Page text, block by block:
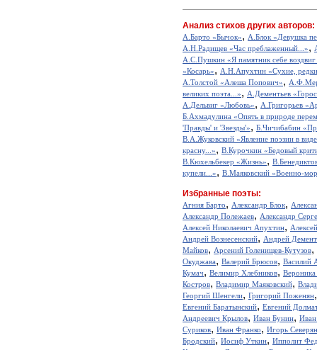
Анализ стихов других авторов:
А.Барто «Бычок», А.Блок «Девушка
А.Н.Радищев «Час преблаженный...»,
А.С.Пушкин «Я памятник себе
«Косарь», А.Н.Апухтин «Сухие,
А.Толстой «Алеша Попович»,
великих поэта...», А.Дементьев
А.Дельвиг «Любовь», А.Григорьев
Б.Ахмадулина «Опять в природе
'Правды' и 'Звезды'», Б.Чичибабин
В.А.Жуковский «Явление поэзии в
красну...», В.Курочкин «Бедовый
В.Кюхельбекер «Жизнь»,
купели...», В.Маяковский «Военно-
Избранные поэты:
Агния Барто, Александр Блок,
Александр Полежаев, Александр
Алексей Николаевич Апухтин,
Андрей Вознесенский, Андрей
Майков, Арсений Голенищев-Кутузов,
Окуджава, Валерий Брюсов, Василий
Кумач, Велимир Хлебников,
Костров, Владимир Маяковский,
Георгий Шенгели, Григорий Поженян
Евгений Баратынский, Евгений
Андреевич Крылов, Иван Бунин,
Суриков, Иван Франко, Игорь
Бродский, Иосиф Уткин, Ипполит